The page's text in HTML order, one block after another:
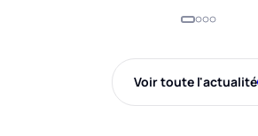
Voir toute l'actualité